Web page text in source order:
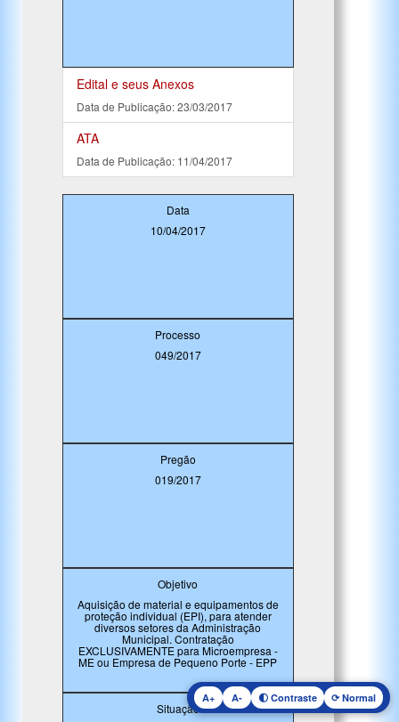
A+ A- 🌓 Contraste ⟳ Normal
Edital e seus Anexos
Data de Publicação: 23/03/2017
ATA
Data de Publicação: 11/04/2017
Data
10/04/2017
Processo
049/2017
Pregão
019/2017
Objetivo
Aquisição de material e equipamentos de
proteção individual (EPI), para atender
diversos setores da Administração
Municipal. Contratação
EXCLUSIVAMENTE para Microempresa -
ME ou Empresa de Pequeno Porte - EPP
Situação